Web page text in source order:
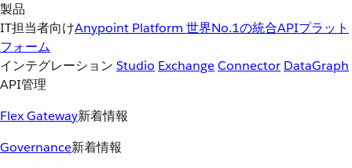
製品
IT担当者向けAnypoint Platform 世界No.1の統合APIプラット
フォーム
インテグレーション Studio ExchangeConnector DataGraph
API管理
Flex Gateway新着情報
Governance新着情報